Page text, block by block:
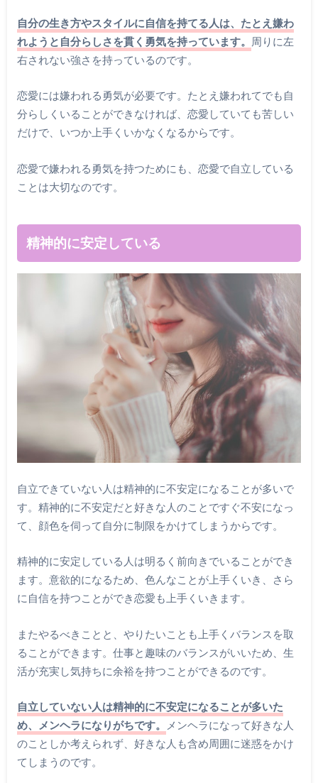
自分の生き方やスタイルに自信を持てる人は、たとえ嫌わ
れようと自分らしさを貫く勇気を持っています。
周りに左
右されない強さを持っているのです。
恋愛には嫌われる勇気が必要です。たとえ嫌われてでも自
分らしくいることができなければ、恋愛していても苦しい
だけで、いつか上手くいかなくなるからです。
恋愛で嫌われる勇気を持つためにも、恋愛で自立している
ことは大切なのです。
精神的に安定している
自立できていない人は精神的に不安定になることが多いで
す。精神的に不安定だと好きな人のことですぐ不安になっ
て、顔色を伺って自分に制限をかけてしまうからです。
精神的に安定している人は明るく前向きでいることができ
ます。意欲的になるため、色んなことが上手くいき、さら
に自信を持つことができ恋愛も上手くいきます。
またやるべきことと、やりたいことも上手くバランスを取
ることができます。仕事と趣味のバランスがいいため、生
活が充実し気持ちに余裕を持つことができるのです。
自立していない人は精神的に不安定になることが多いた
め、メンヘラになりがちです。
メンヘラになって好きな人
のことしか考えられず、好きな人も含め周囲に迷惑をかけ
てしまうのです。